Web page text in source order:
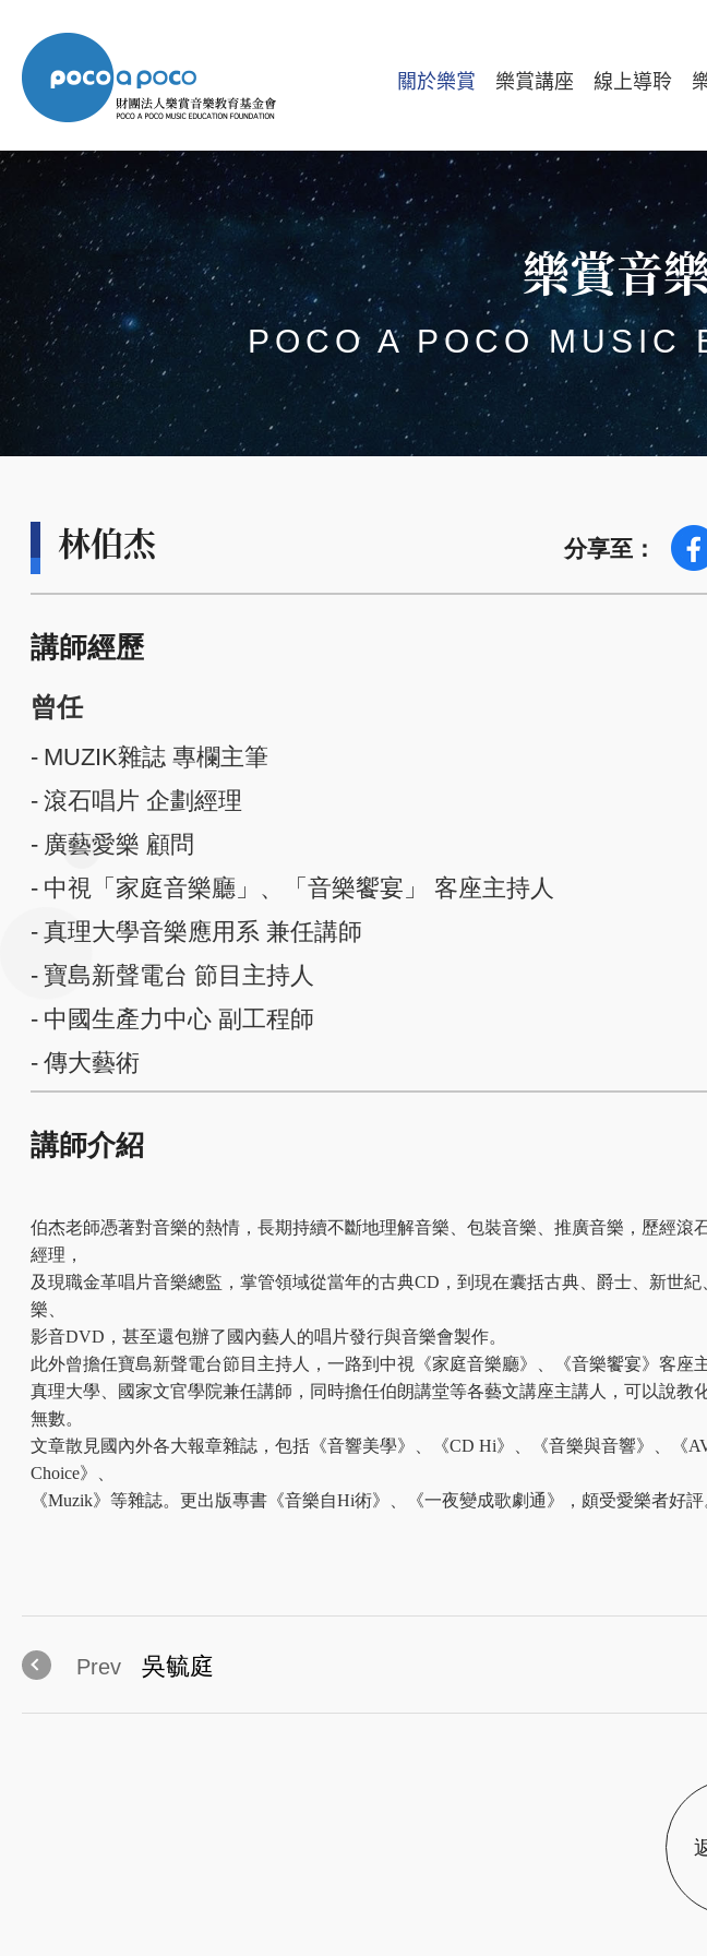
關於樂賞 樂賞講座 線上導聆
樂賞音
POCO A POCO MUSIC
林伯杰 分享至：
講師經歷
曾任
MUZIK雜誌 專欄主筆
滾石唱片 企劃經理
廣藝愛樂 顧問
中視「家庭音樂廳」、「音樂饗宴」 客座主持人
真理大學音樂應用系 兼任講師
寶島新聲電台 節目主持人
中國生產力中心 副工程師
傳大藝術
講師介紹
伯杰老師憑著對音樂的熱情，長期持續不斷地理解音樂、包裝音樂、推廣音樂，歷經滾
經理，
及現職金革唱片音樂總監，掌管領域從當年的古典CD，到現在囊括古典、爵士、新世紀
樂、
影音DVD，甚至還包辦了國內藝人的唱片發行與音樂會製作。
此外曾擔任寶島新聲電台節目主持人，一路到中視《家庭音樂廳》、《音樂饗宴》客座
真理大學、國家文官學院兼任講師，同時擔任伯朗講堂等各藝文講座主講人，可以說教
無數。
文章散見國內外各大報章雜誌，包括《音響美學》、《CD Hi》、《音樂與音響》、《
Choice》、
《Muzik》等雜誌。更出版專書《音樂自Hi術》、《一夜變成歌劇通》，頗受愛樂者好評
Prev 吳毓庭